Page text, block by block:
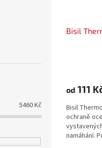
5460Kč
Bisil
od 111
Bisil
ochraně
namáhání.